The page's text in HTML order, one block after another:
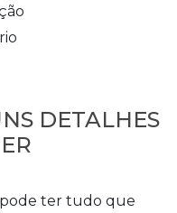
DETALHES
pode ter tudo que